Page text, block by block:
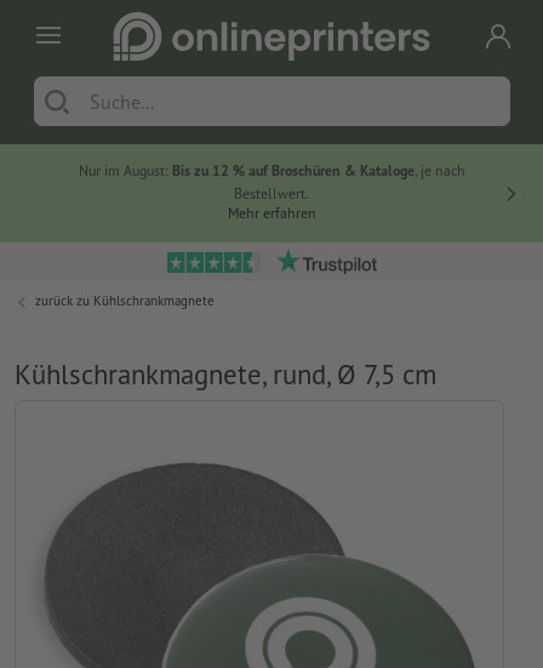
Nur im August: Bis zu 12 % auf Broschüren & Kataloge, je nach
Bestellwert.
Mehr erfahren
zurück zu Kühlschrankmagnete
Kühlschrankmagnete, rund, Ø 7,5 cm